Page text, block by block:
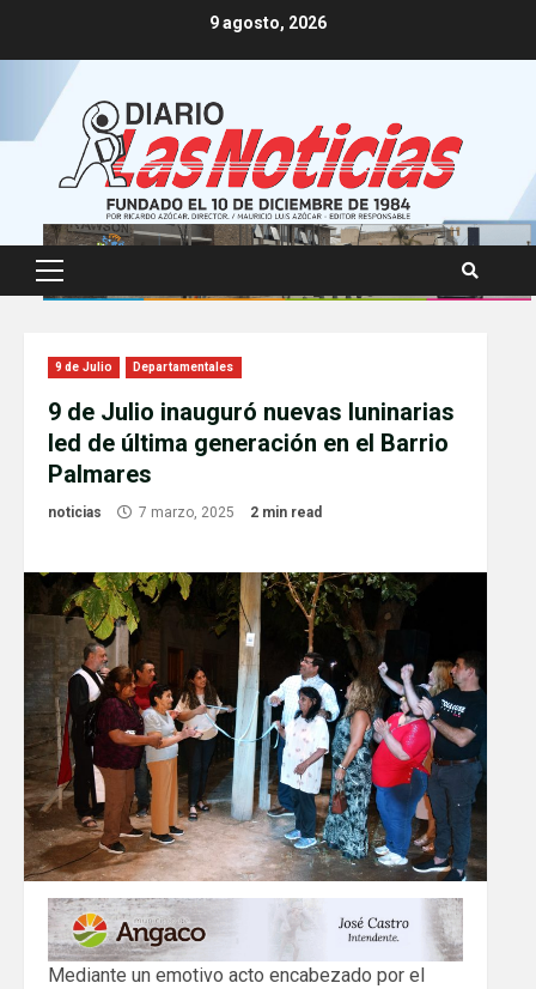
9 agosto, 2026
Primary
Menu
9 de Julio Departamentales
9 de Julio inauguró nuevas luninarias
led de última generación en el Barrio
Palmares
noticias 7 marzo, 2025 2 min read
Mediante un emotivo acto encabezado por el